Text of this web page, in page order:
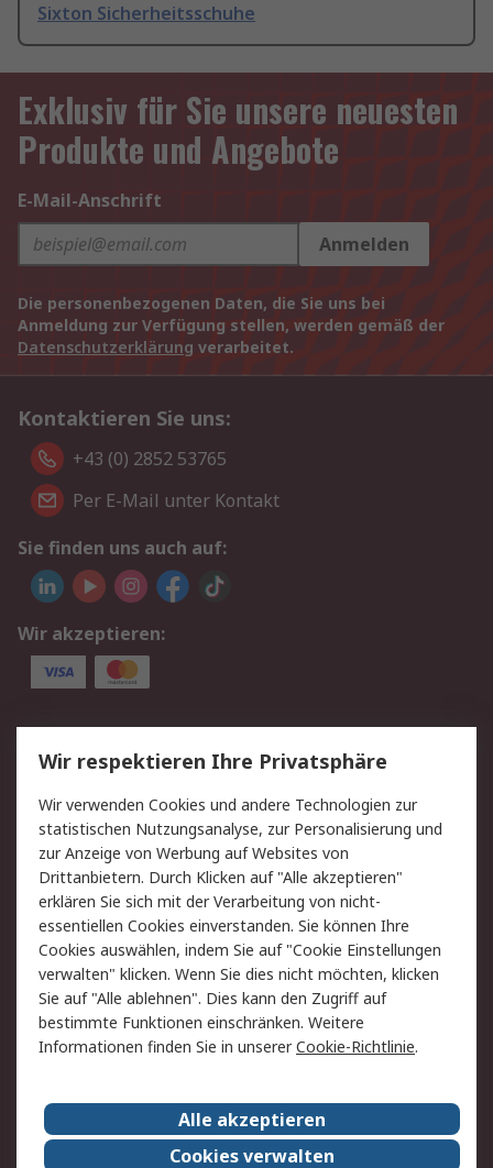
Sixton Sicherheitsschuhe
Exklusiv für Sie unsere neuesten
Produkte und Angebote
E-Mail-Anschrift
Anmelden
Die personenbezogenen Daten, die Sie uns bei
Anmeldung zur Verfügung stellen, werden gemäß der
Datenschutzerklärung verarbeitet.
Kontaktieren Sie uns:
+43 (0) 2852 53765
Per E-Mail unter Kontakt
Sie finden uns auch auf:
Wir akzeptieren:
Service
Value Added Services
Lieferlösungen
Rücksendung/Entsorgung Kontakt
Hilfe
Rechtliches
RS Verkaufs- und
Lieferbedingungen
Datenschutz
Cookie-Richtlinie
Zahlungsbedingungen
Impressum
Webseite Konditionen
RS weltweit
Karriere bei RS
Nachhaltigkeit
Wir respektieren Ihre Privatsphäre
Wir verwenden Cookies und andere Technologien zur
statistischen Nutzungsanalyse, zur Personalisierung und
zur Anzeige von Werbung auf Websites von
Drittanbietern. Durch Klicken auf "Alle akzeptieren"
erklären Sie sich mit der Verarbeitung von nicht-
essentiellen Cookies einverstanden. Sie können Ihre
Cookies auswählen, indem Sie auf "Cookie Einstellungen
verwalten" klicken. Wenn Sie dies nicht möchten, klicken
Sie auf "Alle ablehnen". Dies kann den Zugriff auf
bestimmte Funktionen einschränken. Weitere
Informationen finden Sie in unsererCookie-Richtlinie.
Alle akzeptieren
Cookies verwalten